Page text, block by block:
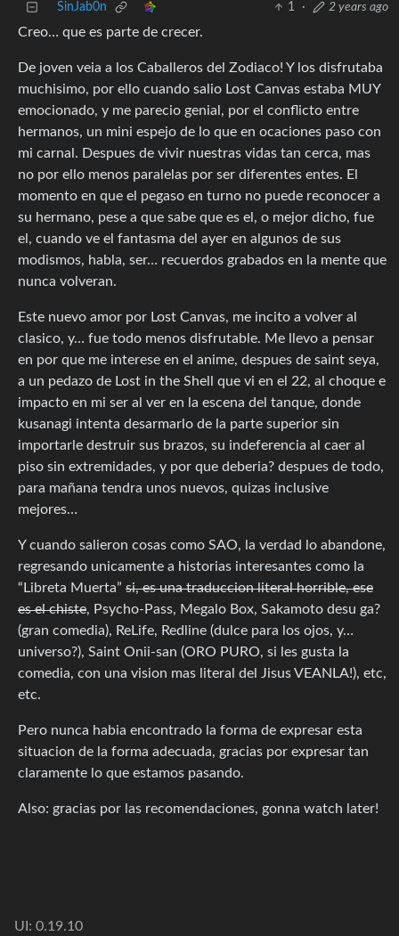
SinJab0n 1 · 2 years ago
Creo… que es parte de crecer.
De joven veia a los Caballeros del Zodiaco! Y los disfrutaba
muchisimo, por ello cuando salio Lost Canvas estaba MUY
emocionado, y me parecio genial, por el conflicto entre
hermanos, un mini espejo de lo que en ocaciones paso con
mi carnal. Despues de vivir nuestras vidas tan cerca, mas
no por ello menos paralelas por ser diferentes entes. El
momento en que el pegaso en turno no puede reconocer a
su hermano, pese a que sabe que es el, o mejor dicho, fue
el, cuando ve el fantasma del ayer en algunos de sus
modismos, habla, ser… recuerdos grabados en la mente que
nunca volveran.
Este nuevo amor por Lost Canvas, me incito a volver al
clasico, y… fue todo menos disfrutable. Me llevo a pensar
en por que me interese en el anime, despues de saint seya,
a un pedazo de Lost in the Shell que vi en el 22, al choque e
impacto en mi ser al ver en la escena del tanque, donde
kusanagi intenta desarmarlo de la parte superior sin
importarle destruir sus brazos, su indeferencia al caer al
piso sin extremidades, y por que deberia? despues de todo,
para mañana tendra unos nuevos, quizas inclusive
mejores…
Y cuando salieron cosas como SAO, la verdad lo abandone,
regresando unicamente a historias interesantes como la
“Libreta Muerta” si, es una traduccion literal horrible, ese
es el chiste, Psycho-Pass, Megalo Box, Sakamoto desu ga?
(gran comedia), ReLife, Redline (dulce para los ojos, y…
universo?), Saint Onii-san (ORO PURO, si les gusta la
comedia, con una vision mas literal del Jisus VEANLA!), etc,
etc.
Pero nunca habia encontrado la forma de expresar esta
situacion de la forma adecuada, gracias por expresar tan
claramente lo que estamos pasando.
Also: gracias por las recomendaciones, gonna watch later!
UI: 0.19.10